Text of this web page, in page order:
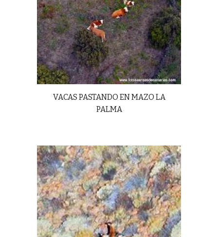
VACAS PASTANDO EN MAZO LA
PALMA